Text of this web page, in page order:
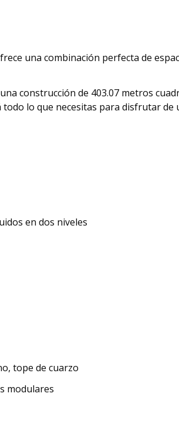
una combinación perfecta de
construcción de 403.07 metros
lo que necesitas para disfrutar de
en dos niveles
tope de cuarzo
modulares